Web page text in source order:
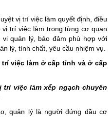
vị trí việc làm quyết định, điều
trí việc làm trong từng cơ quan
quản lý, bảo đảm phù hợp với
lý, tính chất, yêu cầu nhiệm vụ.
việc làm ở cấp tỉnh và ở cấp
việc làm xếp ngạch chuyên
quản lý là người đứng đầu cơ